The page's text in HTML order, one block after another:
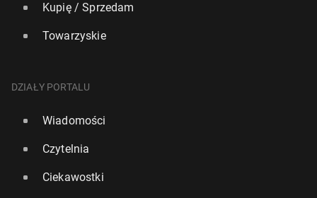
Kupię / Sprzedam
Towarzyskie
DZIAŁY PORTALU
Wiadomości
Czytelnia
Ciekawostki